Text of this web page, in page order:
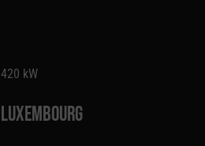
420 kW
Luxembourg